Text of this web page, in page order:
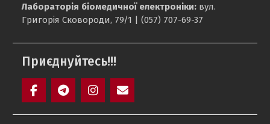
Лабораторія біомедичної електроніки: вул.
Григорія Сковороди, 79/1 | (057) 707-69-37
Приєднуйтесь!!!